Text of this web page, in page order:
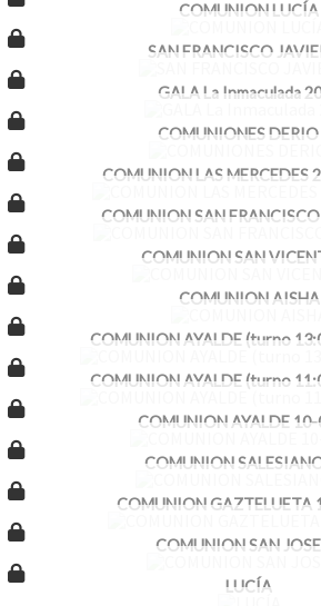
COMUNION LUCÍA
SAN FRANCISCO
GALA La Inmaculada
COMUNIONES DERIO
COMUNION LAS MERCEDES
COMUNION SAN
COMUNION SAN
COMUNION AISHA
COMUNION AYALDE (turno
COMUNION AYALDE (turno
COMUNION AYALDE
COMUNION
COMUNION GAZTELUETA
COMUNION SAN
LUCÍA